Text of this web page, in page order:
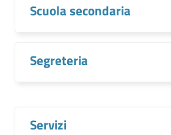
Scuola secondaria
Segreteria
Servizi